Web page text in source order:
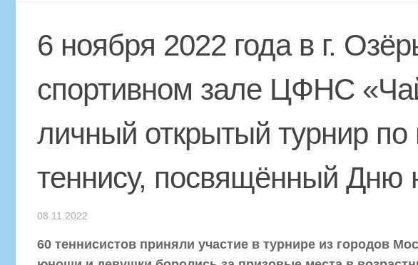
6 ноября 2022 года в г.
спортивном зале ЦФНС
личный открытый турнир по
теннису, посвящённый Дню
08.11.2022
60 теннисистов приняли участие в турнире из городов